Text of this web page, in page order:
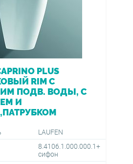
PLUS
RIM С
ПОДВ. ВОДЫ, С
И
LAUFEN
8.4106.1.000.000.1+
сифон